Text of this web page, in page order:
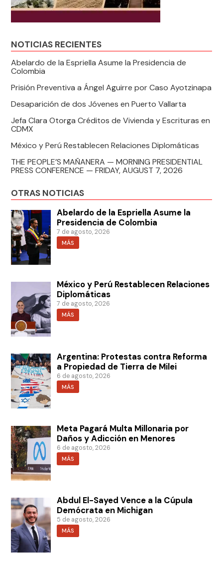
NOTICIAS RECIENTES
Abelardo de la Espriella Asume la Presidencia de
Colombia
Prisión Preventiva a Ángel Aguirre por Caso Ayotzinapa
Desaparición de dos Jóvenes en Puerto Vallarta
Jefa Clara Otorga Créditos de Vivienda y Escrituras en
CDMX
México y Perú Restablecen Relaciones Diplomáticas
THE PEOPLE’S MAÑANERA — MORNING PRESIDENTIAL
PRESS CONFERENCE — FRIDAY, AUGUST 7, 2026
OTRAS NOTICIAS
Abelardo de la Espriella Asume la
Presidencia de Colombia
7 de agosto, 2026
MÁS
México y Perú Restablecen Relaciones
Diplomáticas
7 de agosto, 2026
MÁS
Argentina: Protestas contra Reforma
a Propiedad de Tierra de Milei
6 de agosto, 2026
MÁS
Meta Pagará Multa Millonaria por
Daños y Adicción en Menores
6 de agosto, 2026
MÁS
Abdul El-Sayed Vence a la Cúpula
Demócrata en Michigan
5 de agosto, 2026
MÁS